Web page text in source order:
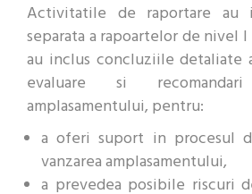
Activitatile de raportare au
separata a rapoartelor de nivel
au inclus concluziile detaliate
evaluare si
amplasamentului, pentru:
a oferi suport in procesul
vanzarea amplasamentului,
a prevedea posibile riscuri